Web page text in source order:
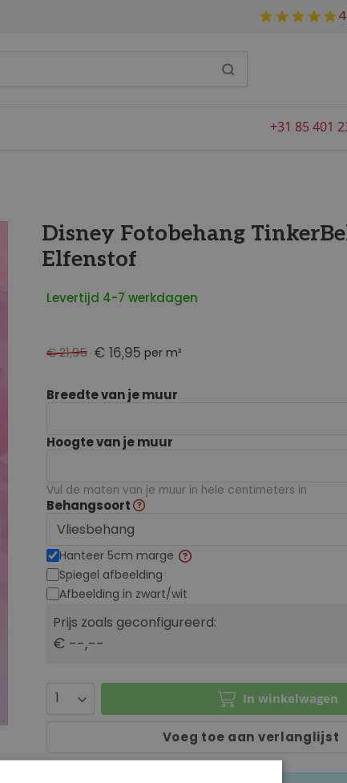
+31 85 401
Disney Fotobehang
Elfenstof
Levertijd 4-7 werkdagen
€ 16,95 per m²
€ 21,95
Breedte van je muur
Hoogte van je muur
Vul de maten van je muur in hele centimeters in
Behangsoort
Hanteer 5cm marge
Spiegel afbeelding
Afbeelding in zwart/wit
Prijs zoals geconfigureerd:
€ --,--
In winkelwagen
Voeg toe aan verlanglijst